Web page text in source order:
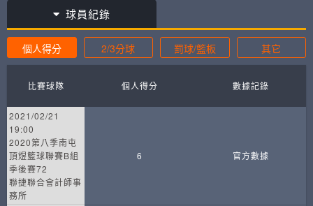
球員紀錄
個人得分 2/3分球 罰球/籃板 其它
比賽球隊 個人得分 數據記錄
2021/02/21
19:00
2020第八季南屯
頂煜籃球聯賽B組
季後賽72
聯捷聯合會計師事
務所
6 官方數據